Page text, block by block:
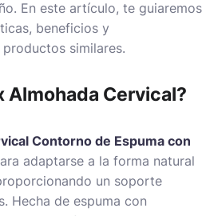
En este artículo, te guiaremos
beneficios y
similares.
Almohada Cervical?
Contorno de Espuma con
adaptarse a la forma natural
un soporte
Hecha de espuma con